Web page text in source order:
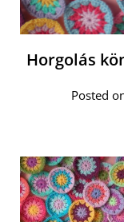
Horgolás
Posted